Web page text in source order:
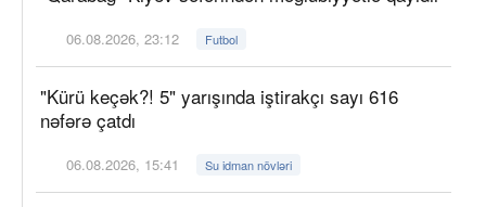
06.08.2026, 23:12 Futbol
"Kürü keçək?! 5" yarışında iştirakçı sayı 616
nəfərə çatdı
06.08.2026, 15:41 Su idman növləri